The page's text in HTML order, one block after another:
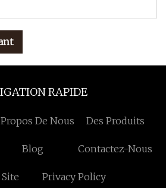
RAPIDE
De Nous Des Produits
Blog Contactez-Nous
Privacy Policy